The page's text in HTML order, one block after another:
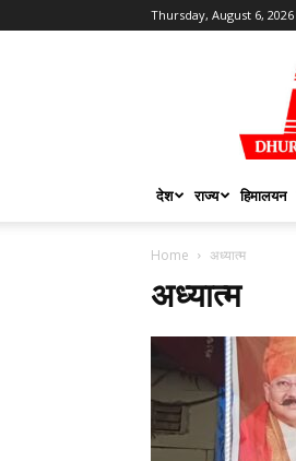
Thursday, August 6, 2026
देश राज्य हिमालयन
Home अध्यात्म
अध्यात्म